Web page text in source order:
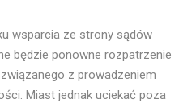
wsparcia ze strony sądów
będzie ponowne rozpatrzenie
z prowadzeniem
Miast jednak uciekać poza